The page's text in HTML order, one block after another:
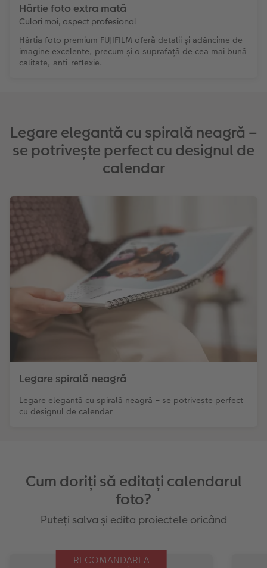
Hârtie foto extra mată
Culori moi, aspect profesional
Hârtia foto premium FUJIFILM oferă detalii și adâncime de
imagine excelente, precum și o suprafață de cea mai bună
calitate, anti-reflexie.
Legare elegantă cu spirală neagră –
se potrivește perfect cu designul de
calendar
Legare spirală neagră
Legare elegantă cu spirală neagră – se potrivește perfect
cu designul de calendar
Cum doriți să editați calendarul
foto?
Puteți salva și edita proiectele oricând
RECOMANDAREA